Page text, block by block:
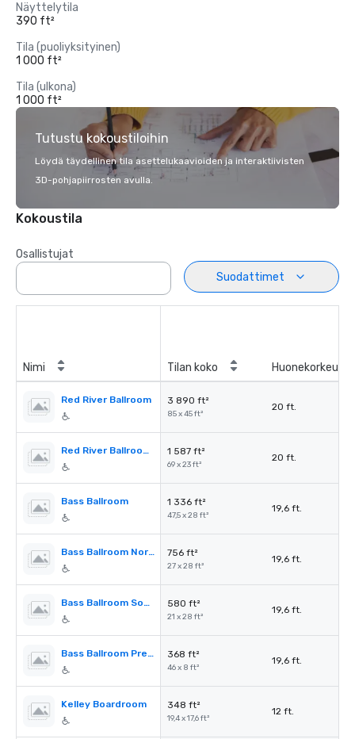
Näyttelytila
390 ft²
Tila (puoliyksityinen)
1 000 ft²
Tila (ulkona)
1 000 ft²
Tutustu kokoustiloihin
Löydä täydellinen tila asettelukaavioiden ja interaktiivisten
3D-pohjapiirrosten avulla.
Kokoustila
Osallistujat
Suodattimet
Nimi Tilan koko Huonekorkeus
Red River Ballroom 3 890 ft²
85 x 45 ft²
20 ft.
Red River Ballroom Prefunction 1 587 ft²
69 x 23 ft²
20 ft.
Bass Ballroom 1 336 ft²
47,5 x 28 ft²
19,6 ft.
Bass Ballroom North 756 ft²
27 x 28 ft²
19,6 ft.
Bass Ballroom South 580 ft²
21 x 28 ft²
19,6 ft.
Bass Ballroom Prefunction Space 368 ft²
46 x 8 ft²
19,6 ft.
Kelley Boardroom 348 ft²
19,4 x 17,6 ft²
12 ft.